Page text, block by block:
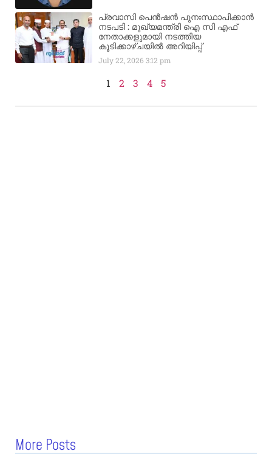
പ്രവാസി പെൻഷൻ പുനഃസ്ഥാപിക്കാൻ
നടപടി : മുഖ്യമന്ത്രി ഐ സി എഫ്
നേതാക്കളുമായി നടത്തിയ
കൂടിക്കാഴ്ചയിൽ അറിയിപ്പ്
July 22, 20263:12 pm
1 2 3 4 5
More Posts